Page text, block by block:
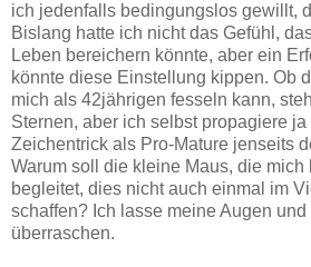
ich jedenfalls bedingungslos gewillt,
Bislang hatte ich nicht das Gefühl,
Leben bereichern könnte, aber ein
könnte diese Einstellung kippen. Ob
mich als 42jährigen fesseln kann,
Sternen, aber ich selbst propagiere
Zeichentrick als Pro-Mature jenseits
Warum soll die kleine Maus, die
begleitet, dies nicht auch einmal im
schaffen? Ich lasse meine Augen
überraschen.